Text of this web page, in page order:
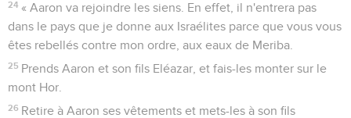
24 « Aaron va rejoindre les siens. En effet, il n'entrera pas
dans le pays que je donne aux Israélites parce que vous vous
êtes rebellés contre mon ordre, aux eaux de Meriba.
25 Prends Aaron et son fils Eléazar, et fais-les monter sur le
mont Hor.
26 Retire à Aaron ses vêtements et mets-les à son fils